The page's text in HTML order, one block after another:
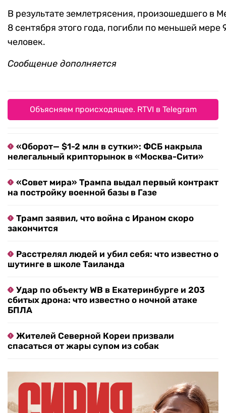
В результате землетрясения, произошедшего в
8 сентября этого года, погибли по меньшей мере
человек.
Сообщение дополняется
Объясняем происходящее. RTVI в Telegram
«Оборот— $1-2 млн в сутки»: ФСБ накрыла
нелегальный крипторынок в «Москва-Сити»
«Совет мира» Трампа выдал первый контракт
на постройку военной базы в Газе
Трамп заявил, что война с Ираном скоро
закончится
Расстрелял людей и убил себя: что известно о
шутинге в школе Таиланда
Удар по объекту WB в Екатеринбурге и 203
сбитых дрона: что известно о ночной атаке
БПЛА
Жителей Северной Кореи призвали
спасаться от жары супом из собак